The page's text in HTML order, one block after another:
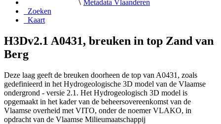
Metadata Vlaanderen
Zoeken
Kaart
H3Dv2.1 A0431, breuken in top Zand van
Berg
Deze laag geeft de breuken doorheen de top van A0431, zoals
gedefinieerd in het Hydrogeologische 3D model van de Vlaamse
ondergrond - versie 2.1. Het Hydrogeologisch 3D model is
opgemaakt in het kader van de beheersovereenkomst van de
Vlaamse overheid met VITO, onder de noemer VLAKO, in
opdracht van de Vlaamse Milieumaatschappij